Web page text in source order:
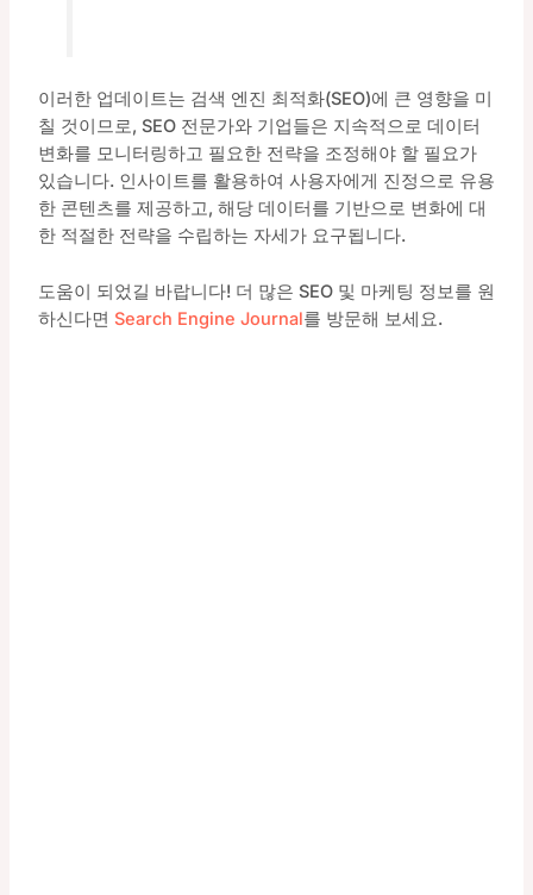
이러한 업데이트는 검색 엔진 최적화(SEO)에 큰 영향을 미
칠 것이므로, SEO 전문가와 기업들은 지속적으로 데이터
변화를 모니터링하고 필요한 전략을 조정해야 할 필요가
있습니다. 인사이트를 활용하여 사용자에게 진정으로 유용
한 콘텐츠를 제공하고, 해당 데이터를 기반으로 변화에 대
한 적절한 전략을 수립하는 자세가 요구됩니다.
도움이 되었길 바랍니다! 더 많은 SEO 및 마케팅 정보를 원
하신다면 Search Engine Journal를 방문해 보세요.